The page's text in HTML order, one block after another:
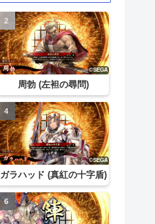
周勃 (左袒の尋問)
ガラハッド (真紅の十字盾)